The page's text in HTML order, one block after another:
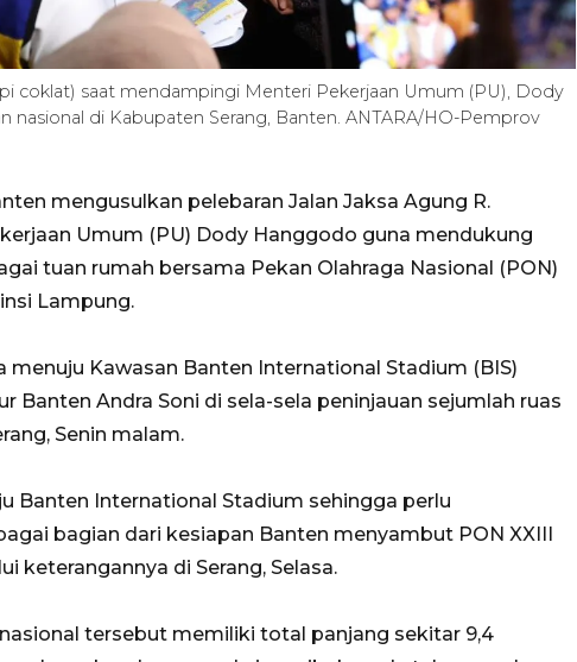
coklat) saat mendampingi Menteri Pekerjaan Umum (PU), Dody
nasional di Kabupaten Serang, Banten. ANTARA/HO-Pemprov
mengusulkan pelebaran Jalan Jaksa Agung R.
Umum (PU) Dody Hanggodo guna mendukung
tuan rumah bersama Pekan Olahraga Nasional (PON)
Lampung.
menuju Kawasan Banten International Stadium (BIS)
Banten Andra Soni di sela-sela peninjauan sejumlah ruas
Senin malam.
Banten International Stadium sehingga perlu
bagian dari kesiapan Banten menyambut PON XXIII
keterangannya di Serang, Selasa.
tersebut memiliki total panjang sekitar 9,4